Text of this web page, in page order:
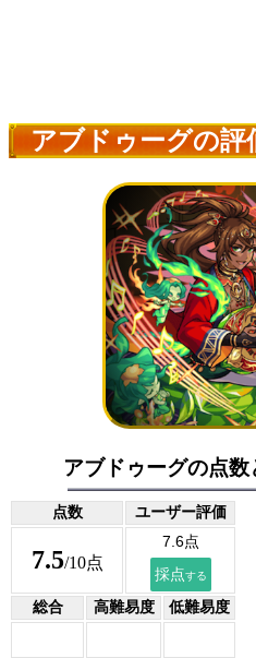
アブドゥーグの評
アブドゥーグの点数
点数 ユーザー評価
7.5/10点
総合 高難易度 低難易度